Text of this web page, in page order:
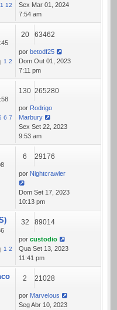
12
Sex Mar 01, 2024
7:54 am
1 2
20 63462
por betodf25
Dom Out 01, 2023
7:11 pm
6 7
130 265280
por Rodrigo
Marbury
Sex Set 22, 2023
9:53 am
6 29176
por Nightcrawler
Dom Set 17, 2023
10:13 pm
1 2
32 89014
por custodio
Qua Set 13, 2023
11:41 pm
2 21028
por Marvelous
Seg Abr 10, 2023